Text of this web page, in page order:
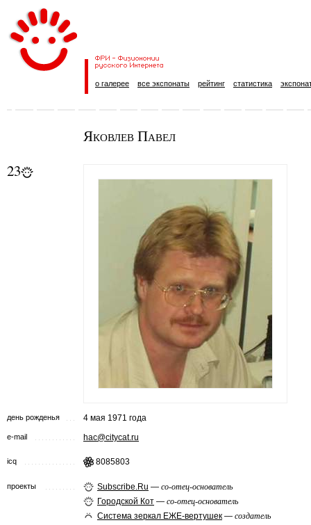
о галерее все экспонаты рейтинг статистика
Яковлев Павел
23
день рожденья 4 мая 1971 года
e-mail hac@citycat.ru
icq 8085803
проекты Subscribe.Ru — со-отец-основатель
Городской Кот — со-отец-основатель
Система зеркал ЕЖЕ-вертушек — создатель